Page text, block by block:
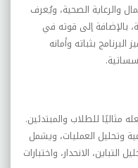
والرعاية الصحية، ويُعرف
بالإضافة إلى قوته في
البرنامج بثباته وأمانه
.
مثاليًا للطلاب والمبتدئين.
وتحليل العمليات، ويشمل
الانحدار، واختبارات